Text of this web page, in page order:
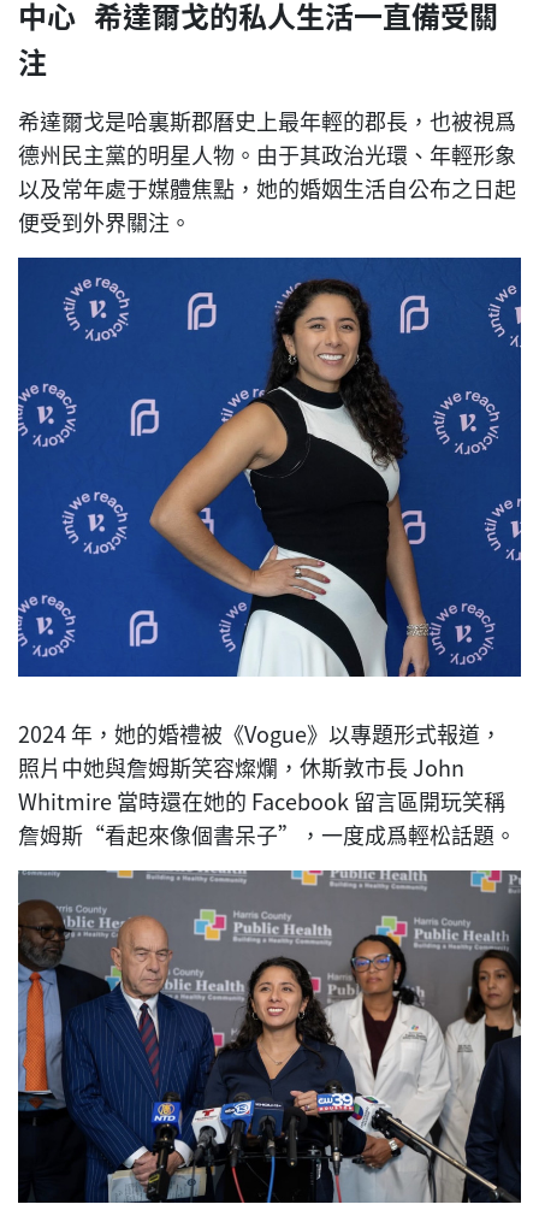
中心 希達爾戈的私人生活一直備受關
注
希達爾戈是哈裏斯郡曆史上最年輕的郡長，也被視爲
德州民主黨的明星人物。由于其政治光環、年輕形象
以及常年處于媒體焦點，她的婚姻生活自公布之日起
便受到外界關注。
2024 年，她的婚禮被《Vogue》以專題形式報道，
照片中她與詹姆斯笑容燦爛，休斯敦市長 John
Whitmire 當時還在她的 Facebook 留言區開玩笑稱
詹姆斯“看起來像個書呆子”，一度成爲輕松話題。